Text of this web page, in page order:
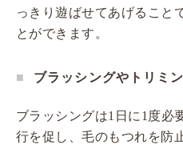
っきり遊ばせてあげること
とができます。
ブラッシングやトリミ
ブラッシングは1日に1度必
行を促し、毛のもつれを防